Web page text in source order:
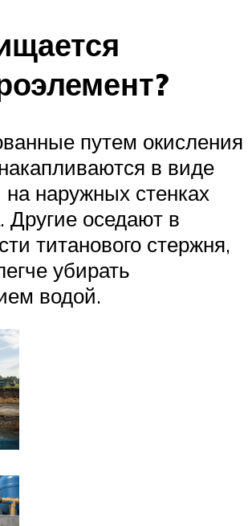
путем окисления
в виде
наружных стенках
Другие оседают в
титанового стержня,
убирать
водой.